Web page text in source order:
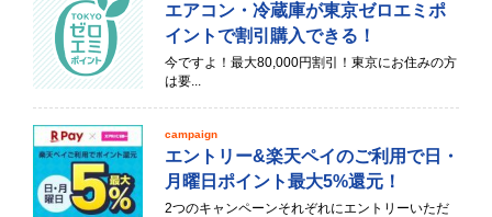
エアコン・冷蔵庫が東京ゼロエミポ
イントで割引購入できる！
今ですよ！最大80,000円割引！東京にお住みの方
は要...
campaign
エントリー&楽天ペイのご利用で日・
月曜日ポイント最大5%還元！
2つのキャンペーンそれぞれにエントリーいただ